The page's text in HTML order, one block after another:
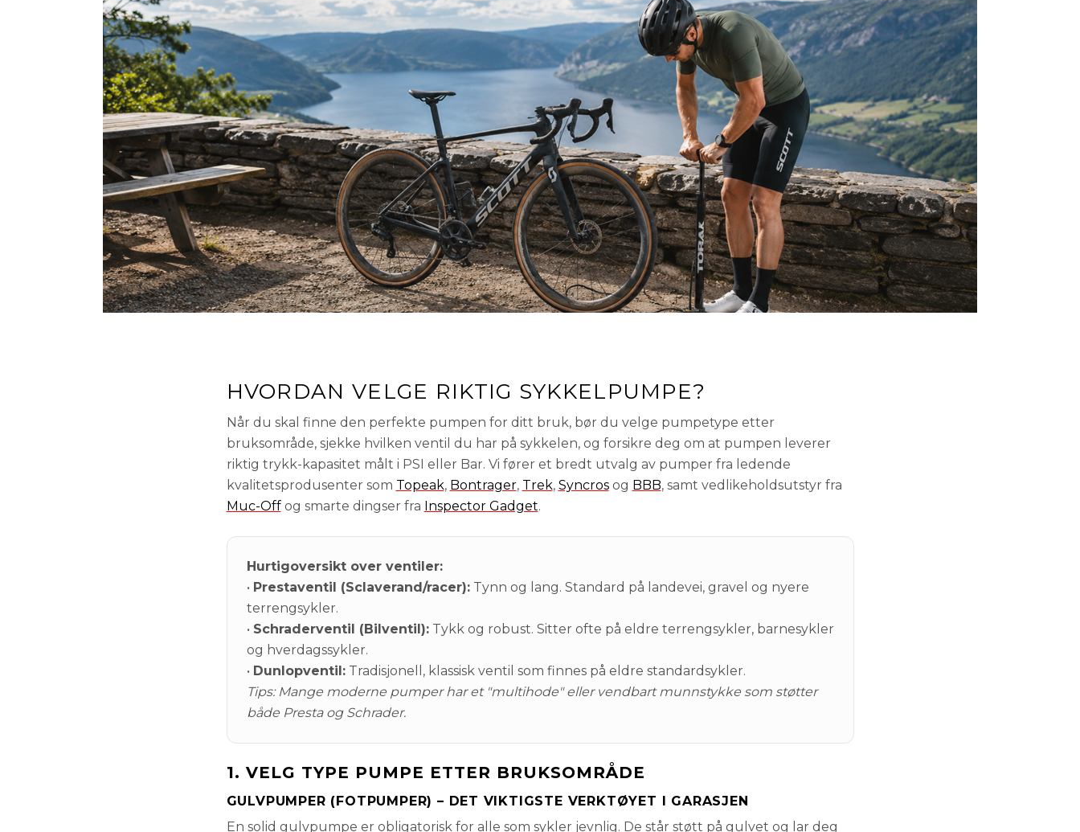
HVORDAN VELGE RIKTIG SYKKELPUMPE?
Når du skal finne den perfekte pumpen for ditt bruk, bør du velge pumpetype etter
bruksområde, sjekke hvilken ventil du har på sykkelen, og forsikre deg om at pumpen leverer
riktig trykk-kapasitet målt i PSI eller Bar. Vi fører et bredt utvalg av pumper fra ledende
kvalitetsprodusenter som Topeak, Bontrager, Trek, Syncrosog BBB, samt vedlikeholdsutstyr fra
Muc-Offog smarte dingser fra Inspector Gadget.
Hurtigoversikt over ventiler:
• Prestaventil (Sclaverand/racer):Tynn og lang. Standard på landevei, gravel og nyere
terrengsykler.
• Schraderventil (Bilventil):Tykk og robust. Sitter ofte på eldre terrengsykler, barnesykler
og hverdagssykler.
• Dunlopventil:Tradisjonell, klassisk ventil som finnes på eldre standardsykler.
Tips: Mange moderne pumper har et "multihode" eller vendbart munnstykke som støtter
både Presta og Schrader.
1. VELG TYPE PUMPE ETTER BRUKSOMRÅDE
GULVPUMPER (FOTPUMPER) – DET VIKTIGSTE VERKTØYET I GARASJEN
En solid gulvpumpe er obligatorisk for alle som sykler jevnlig. De står støtt på gulvet og lar deg